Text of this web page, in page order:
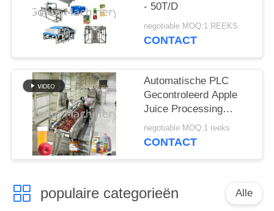
- 50T/D
negotiable MOQ:1 REEKS
CONTACT
Automatische PLC
Gecontroleerd Apple
Juice Processing
Machine 0.5T/H -
30T/H
negotiable MOQ:1 reeks
CONTACT
populaire categorieën Alle